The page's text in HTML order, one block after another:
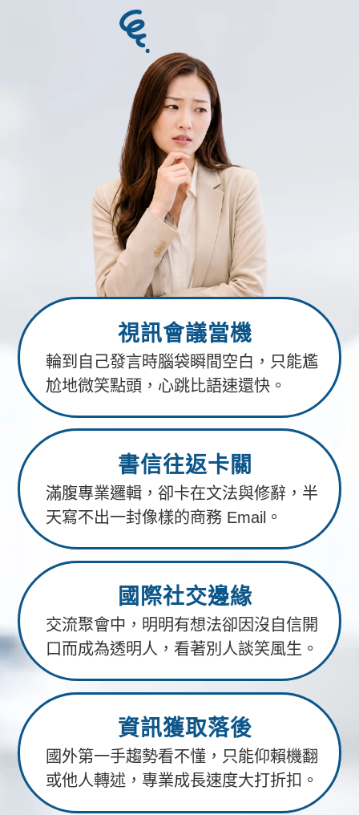
視訊會議當機
輪到自己發言時腦袋瞬間空白，只能尷
尬地微笑點頭，心跳比語速還快。
書信往返卡關
滿腹專業邏輯，卻卡在文法與修辭，半
天寫不出一封像樣的商務 Email。
國際社交邊緣
交流聚會中，明明有想法卻因沒自信開
口而成為透明人，看著別人談笑風生。
資訊獲取落後
國外第一手趨勢看不懂，只能仰賴機翻
或他人轉述，專業成長速度大打折扣。